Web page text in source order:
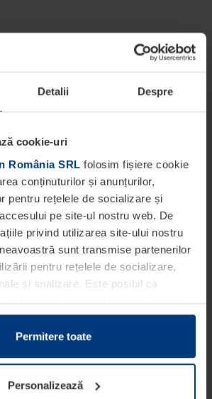
Detalii Despre
cookie-uri
România SRL folosim fișiere cookie
conținuturilor și anunțurilor,
pentru rețelele de socializare și
pe site-ul nostru web. De
privind utilizarea site-ului nostru
sunt transmise partenerilor
pentru rețelele de socializare,
și analizare. Este posibil ca
sintetizeze aceste informații cu alte
le-ați pus la dispoziția
fost colectate în cadrul utilizării
legal, putem stoca fișiere cookie pe
în cazul în care acestea sunt
Permitere toate
Personalizează